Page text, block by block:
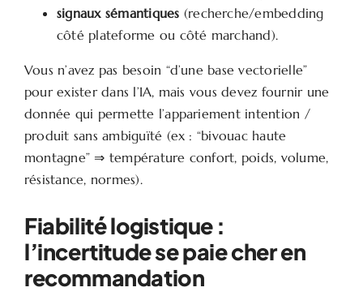
signaux sémantiques (recherche/embedding
côté plateforme ou côté marchand).
Vous n’avez pas besoin “d’une base vectorielle”
pour exister dans l’IA, mais vous devez fournir une
donnée qui permette l’appariement intention /
produit sans ambiguïté (ex : “bivouac haute
montagne” ⇒ température confort, poids, volume,
résistance, normes).
Fiabilité logistique :
l’incertitude se paie cher en
recommandation